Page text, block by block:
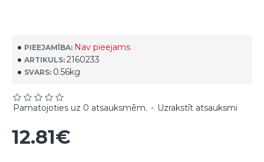
PIEEJAMĪBA: Nav pieejams
ARTIKULS: 2160233
SVARS: 0.56kg
Pamatojoties uz 0 atsauksmēm. - Uzrakstīt atsauksmi
12.81€